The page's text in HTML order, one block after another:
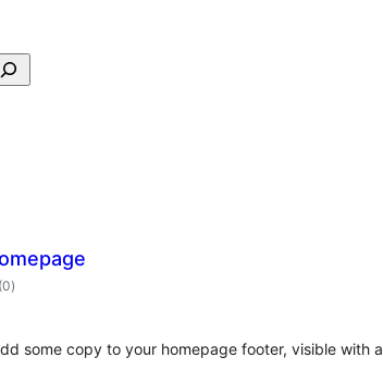
(0tổng
đánh
)
some copy to your homepage footer, visible with a